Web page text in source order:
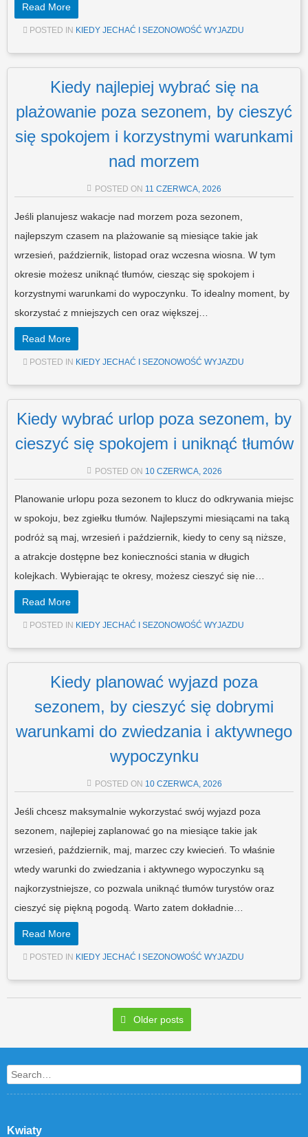
Read More
POSTED IN KIEDY JECHAĆ I SEZONOWOŚĆ WYJAZDU
Kiedy najlepiej wybrać się na
plażowanie poza sezonem, by cieszyć
się spokojem i korzystnymi warunkami
nad morzem
POSTED ON 11 CZERWCA, 2026
Jeśli planujesz wakacje nad morzem poza sezonem,
najlepszym czasem na plażowanie są miesiące takie jak
wrzesień, październik, listopad oraz wczesna wiosna. W tym
okresie możesz uniknąć tłumów, ciesząc się spokojem i
korzystnymi warunkami do wypoczynku. To idealny moment, by
skorzystać z mniejszych cen oraz większej…
Read More
POSTED IN KIEDY JECHAĆ I SEZONOWOŚĆ WYJAZDU
Kiedy wybrać urlop poza sezonem, by
cieszyć się spokojem i uniknąć tłumów
POSTED ON 10 CZERWCA, 2026
Planowanie urlopu poza sezonem to klucz do odkrywania miejsc
w spokoju, bez zgiełku tłumów. Najlepszymi miesiącami na taką
podróż są maj, wrzesień i październik, kiedy to ceny są niższe,
a atrakcje dostępne bez konieczności stania w długich
kolejkach. Wybierając te okresy, możesz cieszyć się nie…
Read More
POSTED IN KIEDY JECHAĆ I SEZONOWOŚĆ WYJAZDU
Kiedy planować wyjazd poza
sezonem, by cieszyć się dobrymi
warunkami do zwiedzania i aktywnego
wypoczynku
POSTED ON 10 CZERWCA, 2026
Jeśli chcesz maksymalnie wykorzystać swój wyjazd poza
sezonem, najlepiej zaplanować go na miesiące takie jak
wrzesień, październik, maj, marzec czy kwiecień. To właśnie
wtedy warunki do zwiedzania i aktywnego wypoczynku są
najkorzystniejsze, co pozwala uniknąć tłumów turystów oraz
cieszyć się piękną pogodą. Warto zatem dokładnie…
Read More
POSTED IN KIEDY JECHAĆ I SEZONOWOŚĆ WYJAZDU
Post navigation
Older posts
Search
Kwiaty